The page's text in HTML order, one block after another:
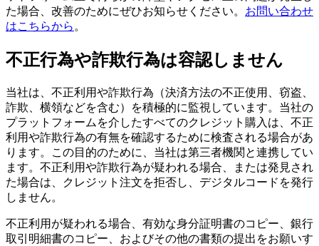
た場合、改善のためにぜひお知らせください。 お問い合わせ
はこちらから 。
不正行為や詐欺行為は容認しません
当社は、不正利用や詐欺行為（決済方法の不正使用、窃盗、
詐欺、横領などを含む）を積極的に監視しています。当社の
プラットフォームを介したすべてのクレジット購入は、不正
利用や詐欺行為の有無を確認するために検査される場合があ
ります。この目的のために、当社は第三者機関と連携してい
ます。不正利用や詐欺行為が疑われる場合、または発見され
た場合は、クレジット注文を拒否し、デジタルコードを発行
しません。
不正利用が疑われる場合、有効な身分証明書のコピー、銀行
取引明細書のコピー、およびその他の書類の提出をお願いす